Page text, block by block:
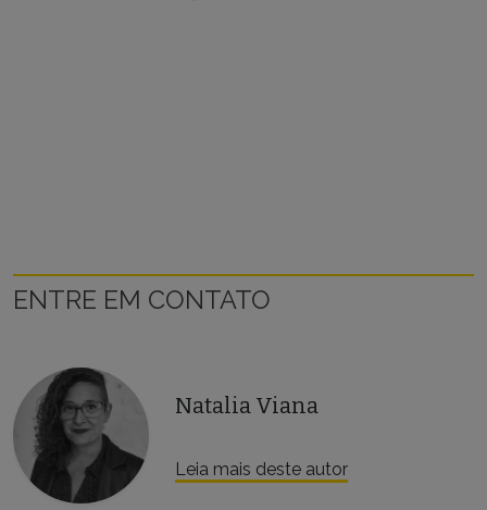
ENTRE EM CONTATO
Natalia Viana
Leia mais deste autor